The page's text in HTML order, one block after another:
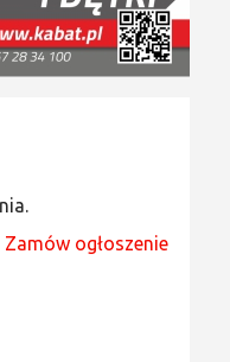
Zamów ogłoszenie